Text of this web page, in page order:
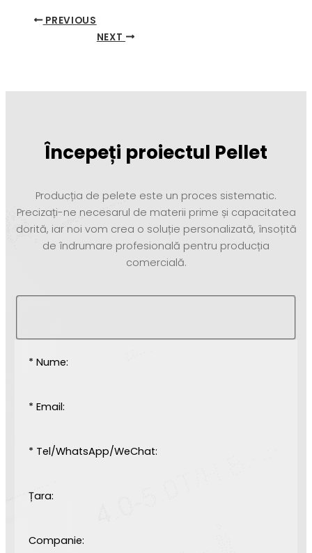
PREVIOUS
NEXT
Începeți proiectul Pellet
Producția de pelete este un proces sistematic.
Precizați-ne necesarul de materii prime și capacitatea
dorită, iar noi vom crea o soluție personalizată, însoțită
de îndrumare profesională pentru producția
comercială.
* Nume:
* Email:
* Tel/WhatsApp/WeChat:
Țara:
Companie: